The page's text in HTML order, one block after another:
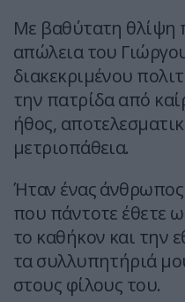
Με βαθύτατη θλίψη
απώλεια του
διακεκριμένου
την πατρίδα από
ήθος,
μετριοπάθεια.
Ήταν ένας άνθρωπος
που πάντοτε έθετε
το καθήκον και την
τα συλλυπητήριά
στους φίλους του.